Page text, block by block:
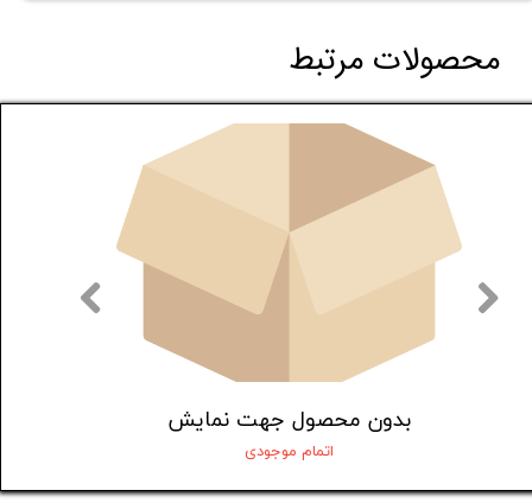
محصولات مرتبط
بدون محصول جهت نمایش
اتمام موجودی